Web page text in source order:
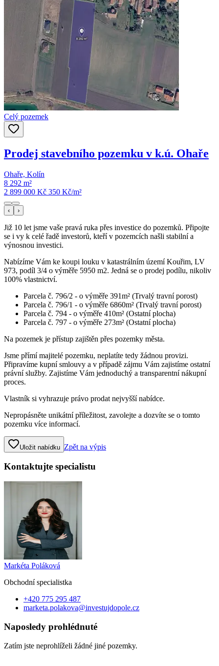
Celý pozemek
Prodej stavebního pozemku v k.ú. Ohaře
Ohaře, Kolín
8 292 m²
2 899 000 Kč 350 Kč/m²
‹ ›
Již 10 let jsme vaše pravá ruka přes investice do pozemků. Připojte
se i vy k celé řadě investorů, kteří v pozemcích našli stabilní a
výnosnou investici.
Nabízíme Vám ke koupi louku v katastrálním území Kouřim, LV
973, podíl 3/4 o výměře 5950 m2. Jedná se o prodej podílu, nikoliv
100% vlastnictví.
Parcela č. 796/2 - o výměře 391m² (Trvalý travní porost)
Parcela č. 796/1 - o výměře 6860m² (Trvalý travní porost)
Parcela č. 794 - o výměře 410m² (Ostatní plocha)
Parcela č. 797 - o výměře 273m² (Ostatní plocha)
Na pozemek je přístup zajištěn přes pozemky města.
Jsme přímí majitelé pozemku, neplatíte tedy žádnou provizi.
Připravíme kupní smlouvy a v případě zájmu Vám zajistíme ostatní
právní služby. Zajistíme Vám jednoduchý a transparentní nákupní
proces.
Vlastník si vyhrazuje právo prodat nejvyšší nabídce.
Nepropásněte unikátní příležitost, zavolejte a dozvíte se o tomto
pozemku více informací.
Uložit nabídku Zpět na výpis
Kontaktujte specialistu
Markéta Poláková
Obchodní specialistka
+420 775 295 487
marketa.polakova@investujdopole.cz
Naposledy prohlédnuté
Zatím jste neprohlíželi žádné jiné pozemky.